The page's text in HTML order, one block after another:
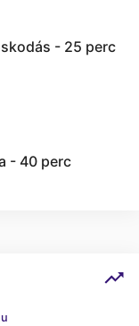
- 25 perc
- 40 perc